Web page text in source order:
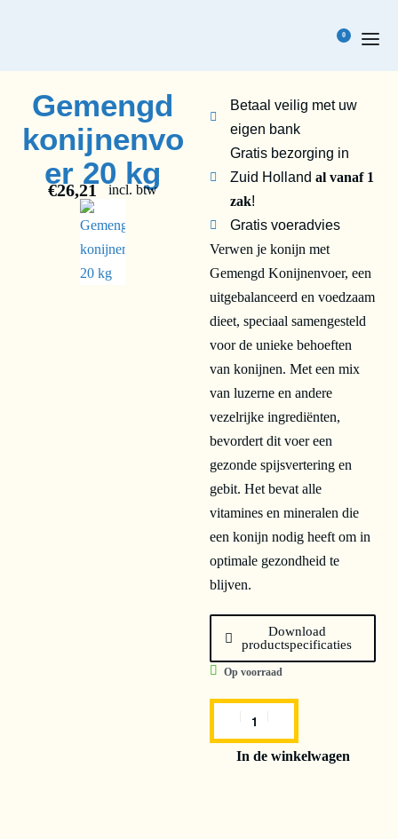
0
Gemengd
konijnenvo
er 20 kg
€26,21 incl. btw
Verwen je konijn met
Gemengd Konijnenvoer, een
uitgebalanceerd en voedzaam
dieet, speciaal samengesteld
voor de unieke behoeften
van konijnen. Met een mix
van luzerne en andere
vezelrijke ingrediënten,
bevordert dit voer een
gezonde spijsvertering en
gebit. Het bevat alle
vitamines en mineralen die
een konijn nodig heeft om in
optimale gezondheid te
blijven.
Op voorraad
In de winkelwagen
Betaal veilig met uw
eigen bank
Gratis bezorging in
Zuid Holland al vanaf 1
zak!
Gratis voeradvies
Download
productspecificaties